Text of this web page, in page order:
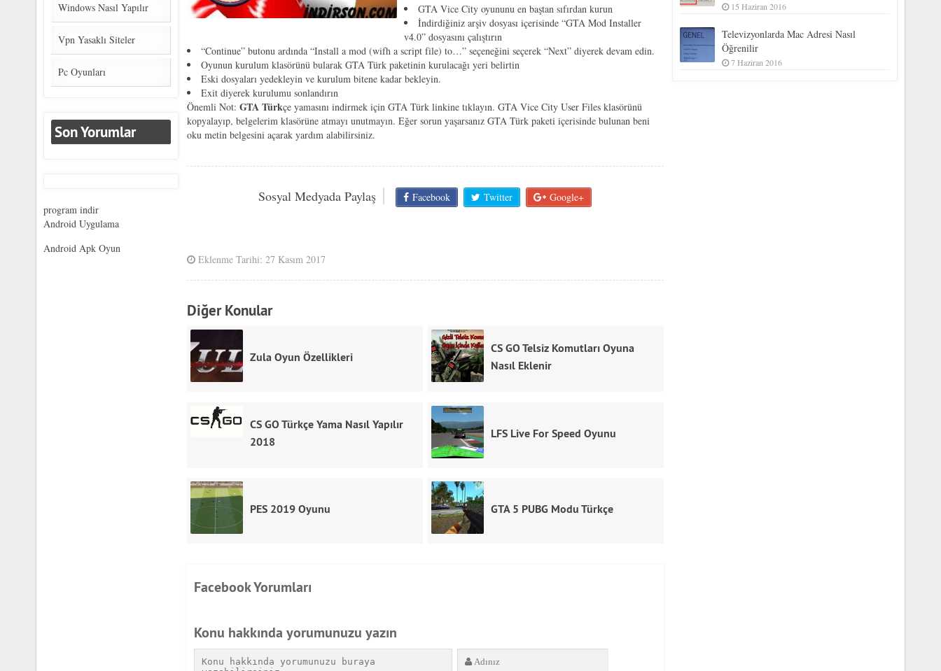
GTA Vice City oyununu en baştan sıfırdan kurun
İndirdiğiniz arşiv dosyası içerisinde “GTA Mod Installer
v4.0” dosyasını çalıştırın
“Continue” butonu ardında “Install a mod (wifh a script file) to…” seçeneğini seçerek “Next” diyerek devam edin.
Oyunun kurulum klasörünü bularak GTA Türk paketinin kurulacağı yeri belirtin
Eski dosyaları yedekleyin ve kurulum bitene kadar bekleyin.
Exit diyerek kurulumu sonlandırın
Önemli Not:GTA Türkçe yamasını indirmek içinGTA Türk linkine tıklayın. GTA Vice City User Files klasörünü
kopyalayıp, belgelerim klasörüne atmayı unutmayın. Eğer sorun yaşarsanız GTA Türk paketi içerisinde bulunan beni
oku metin belgesini açarak yardım alabilirsiniz.
Sosyal Medyada Paylaş Facebook Twitter Google+
Eklenme Tarihi: 27 Kasım 2017
Diğer Konular
Zula Oyun Özellikleri
CS GO Telsiz Komutları Oyuna
Nasıl Eklenir
CS GO Türkçe Yama Nasıl Yapılır
2018
LFS Live For Speed Oyunu
PES 2019 Oyunu GTA 5 PUBG Modu Türkçe
Facebook Yorumları
Konu hakkında yorumunuzu yazın
Windows Nasıl Yapılır
Vpn Yasaklı Siteler
Pc Oyunları
Son Yorumlar
program indir
Android Uygulama
Android Apk Oyun
15 Haziran 2016
Televizyonlarda Mac Adresi Nasıl
Öğrenilir
7 Haziran 2016